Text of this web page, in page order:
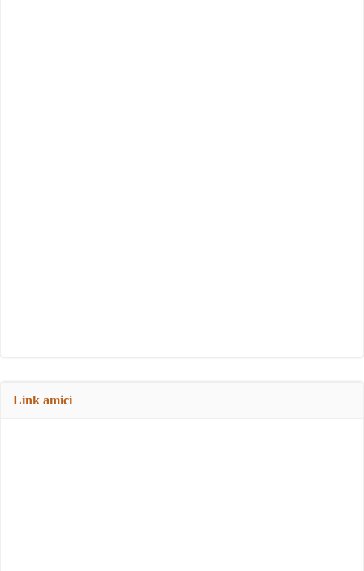
Link amici